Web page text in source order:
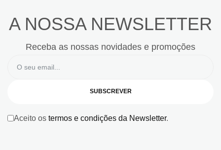
A NOSSA NEWSLETTER
Receba as nossas novidades e promoções
SUBSCREVER
Aceito os termos e condições da Newsletter.